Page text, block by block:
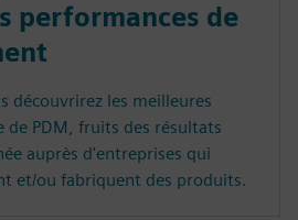
performances de
découvrirez les meilleures
de PDM, fruits des résultats
auprès d'entreprises qui
et/ou fabriquent des produits.